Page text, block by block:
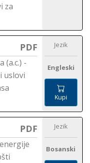
za
PDF
(a.c.) -
uslovi
Jezik
Engleski
Kupi
PDF Jezik
Bosanski